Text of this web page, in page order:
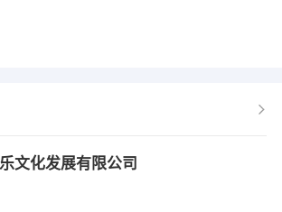
文化发展有限公司